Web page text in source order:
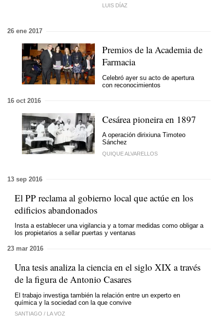
LUIS DÍAZ
26 ene 2017
Premios de la Academia de
Farmacia
Celebró ayer su acto de apertura
con reconocimientos
16 oct 2016
Cesárea pioneira en 1897
A operación dirixiuna Timoteo
Sánchez
QUIQUE ALVARELLOS
13 sep 2016
El PP reclama al gobierno local que actúe en los
edificios abandonados
Insta a establecer una vigilancia y a tomar medidas como obligar a
los propietarios a sellar puertas y ventanas
23 mar 2016
Una tesis analiza la ciencia en el siglo XIX a través
de la figura de Antonio Casares
El trabajo investiga también la relación entre un experto en
química y la sociedad con la que convive
SANTIAGO / LA VOZ